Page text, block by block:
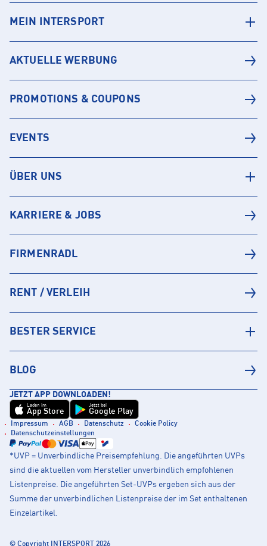
MEIN INTERSPORT
AKTUELLE WERBUNG
PROMOTIONS & COUPONS
EVENTS
ÜBER UNS
KARRIERE & JOBS
FIRMENRADL
RENT / VERLEIH
BESTER SERVICE
BLOG
JETZT APP DOWNLOADEN!
Laden im
App Store
Jetzt bei
Google Play
Impressum AGB Datenschutz
Cookie Policy
Datenschutzeinstellungen
*UVP = Unverbindliche Preisempfehlung. Die angeführten UVPs
sind die aktuellen vom Hersteller unverbindlich empfohlenen
Listenpreise. Die angeführten Set-UVPs ergeben sich aus der
Summe der unverbindlichen Listenpreise der im Set enthaltenen
Einzelartikel.
© Copyright INTERSPORT 2026